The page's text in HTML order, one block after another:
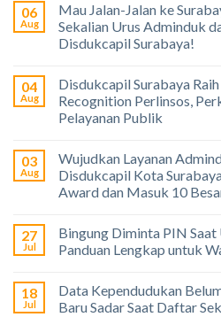
06
Aug
Mau Jalan-Jalan ke
Sekalian Urus Adminduk
Disdukcapil Surabaya!
04
Aug
Disdukcapil Surabaya
Recognition Perlinsos,
Pelayanan Publik
03
Aug
Wujudkan Layanan
Disdukcapil Kota
Award dan Masuk 10
27
Jul
Bingung Diminta PIN Saat
Panduan Lengkap untuk
18
Jul
Data Kependudukan
Baru Sadar Saat Daftar